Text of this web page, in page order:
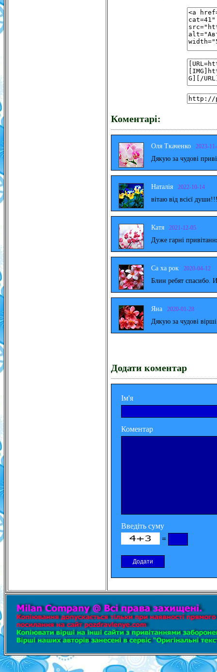
Коментарі:
Оля Ткаченко 2023-
Дякую за чудові
Наталія 2022-10-14
вітаю від всієї
Катя 2021-12-05
Дуже гарні
Са ха рок 2020-04-12
Блин ребят спасибо.
Яна 2020-01-28
Дякую за чудові
Додати коментар
Ім'я
Коментар
Введіть суму
=